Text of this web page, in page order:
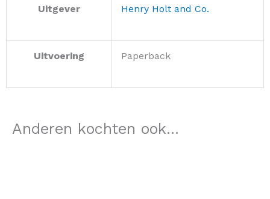
Uitgever Henry Holt and Co.
Uitvoering Paperback
Anderen kochten ook...